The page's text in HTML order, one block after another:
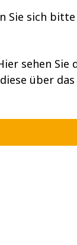
Sie sich
sehen Sie
über